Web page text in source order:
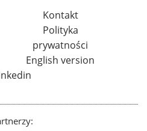
Kontakt
Polityka
prywatności
English version